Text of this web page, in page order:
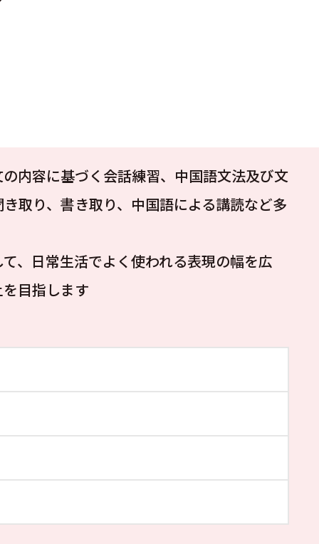
内容に基づく会話練習、中国語文法及び文
取り、書き取り、中国語による講読など多
、日常生活でよく使われる表現の幅を広
目指します